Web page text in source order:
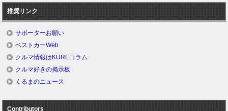
推奨リンク
サポーターお願い
ベストカーWeb
クルマ情報はKUREコラム
クルマ好きの掲示板
くるまのニュース
Contributors